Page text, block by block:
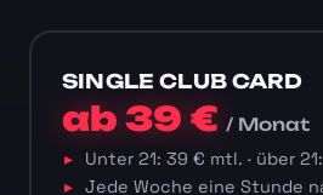
SINGLE CLUB CARD
ab 39 €/ Monat
Unter 21: 39 € mtl. · über
Jede Woche eine Stunde